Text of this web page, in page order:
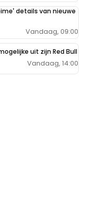
details van nieuwe
Vandaag, 09:00
uit zijn Red Bull
Vandaag, 14:00